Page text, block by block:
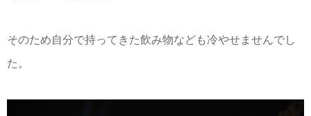
そのため自分で持ってきた飲み物なども冷やせませんでし
た。